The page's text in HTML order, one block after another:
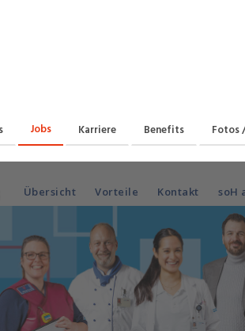
Rettung, Polizei, Zoll
Jobs Karriere Benefits Fotos